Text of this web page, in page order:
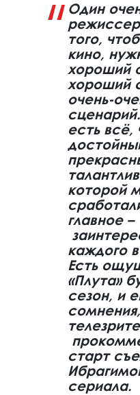
Один
режиссер
того,
кино,
хороший
хороший
очень-
есть всё,
которой
главное –
каждого
Есть
«Плута»
сезон, и
старт
сериала.